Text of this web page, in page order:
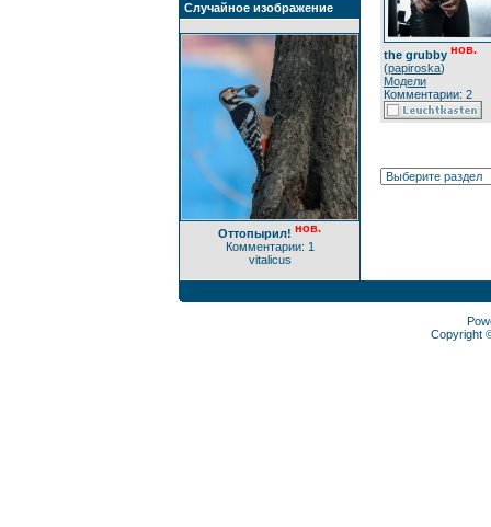
Случайное изображение
Оттопырил! нов.
Комментарии: 1
vitalicus
the grubby нов.
(papiroska)
Модели
Комментарии: 2
Copyright